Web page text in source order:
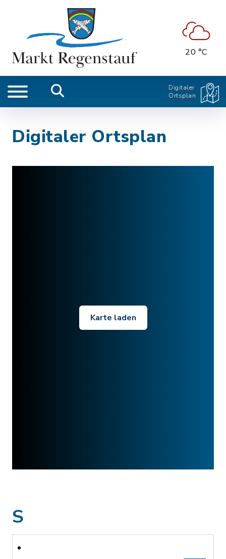
20 °C
Digitaler
Ortsplan
Digitaler Ortsplan
Karte laden
S